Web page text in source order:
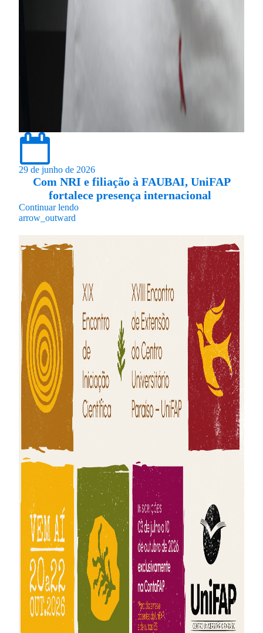
29 de junho de 2026
Com NRI e filiação à FAUBAI, UniFAP
fortalece presença internacional
Continuar lendo
arrow_outward